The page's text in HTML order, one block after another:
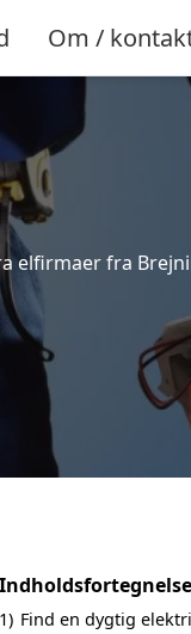
Om /
elfirmaer fra
Indholdsfortegnelse
1) Find en dygtig